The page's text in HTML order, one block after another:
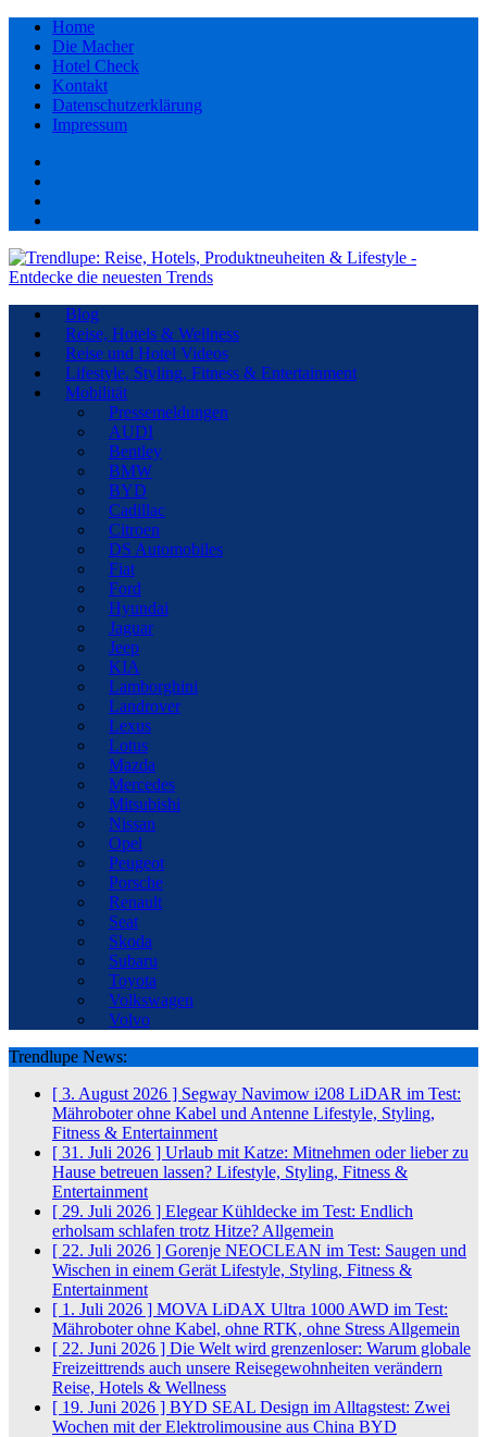
Home
Die Macher
Hotel Check
Kontakt
Datenschutzerklärung
Impressum
Blog
Reise, Hotels & Wellness
Reise und Hotel Videos
Lifestyle, Styling, Fitness & Entertainment
Mobilität
Pressemeldungen
AUDI
Bentley
BMW
BYD
Cadillac
Citroen
DS Automobiles
Fiat
Ford
Hyundai
Jaguar
Jeep
KIA
Lamborghini
Landrover
Lexus
Lotus
Mazda
Mercedes
Mitsubishi
Nissan
Opel
Peugeot
Porsche
Renault
Seat
Skoda
Subaru
Toyota
Volkswagen
Volvo
Trendlupe News:
[ 3. August 2026 ] Segway Navimow i208 LiDAR im Test:
Mähroboter ohne Kabel und Antenne Lifestyle, Styling,
Fitness & Entertainment
[ 31. Juli 2026 ] Urlaub mit Katze: Mitnehmen oder lieber zu
Hause betreuen lassen? Lifestyle, Styling, Fitness &
Entertainment
[ 29. Juli 2026 ] Elegear Kühldecke im Test: Endlich
erholsam schlafen trotz Hitze? Allgemein
[ 22. Juli 2026 ] Gorenje NEOCLEAN im Test: Saugen und
Wischen in einem Gerät Lifestyle, Styling, Fitness &
Entertainment
[ 1. Juli 2026 ] MOVA LiDAX Ultra 1000 AWD im Test:
Mähroboter ohne Kabel, ohne RTK, ohne Stress Allgemein
[ 22. Juni 2026 ] Die Welt wird grenzenloser: Warum globale
Freizeittrends auch unsere Reisegewohnheiten verändern
Reise, Hotels & Wellness
[ 19. Juni 2026 ] BYD SEAL Design im Alltagstest: Zwei
Wochen mit der Elektrolimousine aus China BYD